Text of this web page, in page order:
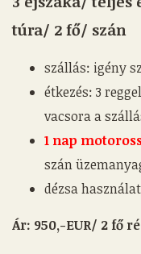
túra/ 2 fő/ szán
szállás: igény
étkezés: 3
vacsora a
1 nap
szán
dézsa
Ár: 950,-EUR/ 2 fő